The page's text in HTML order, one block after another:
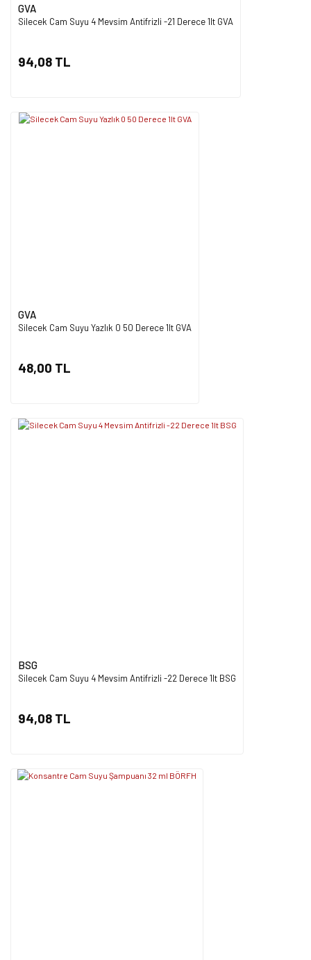
GVA
Silecek Cam Suyu 4 Mevsim Antifrizli -21 Derece 1lt GVA
94,08 TL
GVA
Silecek Cam Suyu Yazlık 0 50 Derece 1lt GVA
48,00 TL
BSG
Silecek Cam Suyu 4 Mevsim Antifrizli -22 Derece 1lt BSG
94,08 TL